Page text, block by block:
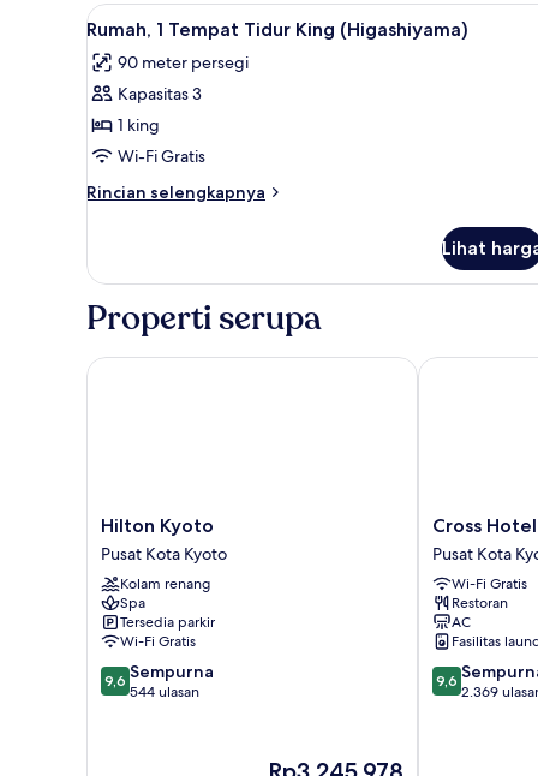
Tempat
King
(Garden
Lihat
semua
foto
untuk
Rumah,
1
Tempat
Tidur
(Higashiyama)
Rumah, 1 Tempat Tidur King
7
Rumah, 1 Tempat Tidur King (Higashiyama)
90 meter persegi
Kapasitas 3
1 king
Wi-Fi Gratis
Rincian selengkapnya
Rincian
Rumah,
Tempat
King
Lihat
Properti serupa
Hilton
Kyoto
Pusat
Kota
Kyoto
Hilton Kyoto
Pusat Kota Kyoto
Kolam renang
Spa
Tersedia parkir
Wi-Fi Gratis
9.6
dari
9,6 Sempurna
544 ulasan
Harga
Hilton Kyoto
Cross
Hotel
Kyoto
Pusat
Kota
Kyoto
Cross
Pusat Kota
Wi-Fi Gratis
Restoran
AC
Fasilitas
9.6
dari
9,6
2.369
Cross Hotel